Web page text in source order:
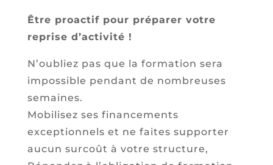
Être proactif pour préparer votre
reprise d’activité !
N’oubliez pas que la formation sera
impossible pendant de nombreuses
semaines.
Mobilisez ses financements
exceptionnels et ne faites supporter
aucun surcoût à votre structure,